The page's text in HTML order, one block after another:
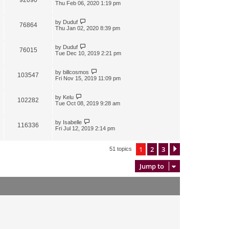
Thu Feb 06, 2020 1:19 pm
76864 by Duduf
Thu Jan 02, 2020 8:39 pm
76015 by Duduf
Tue Dec 10, 2019 2:21 pm
103547 by billcosmos
Fri Nov 15, 2019 11:09 pm
102282 by Kelu
Tue Oct 08, 2019 9:28 am
116336 by Isabelle
Fri Jul 12, 2019 2:14 pm
51 topics 1 2 3
Jump to